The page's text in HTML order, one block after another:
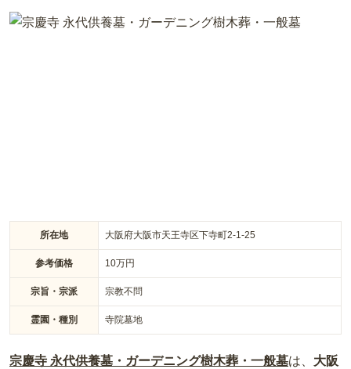
継承者がいない方でも安心してご利用いただけるよう、光聖寺
所在地 大阪府大阪市天王寺区下寺町2-1-25
参考価格 10万円
宗旨・宗派 宗教不問
霊園・種別 寺院墓地
宗慶寺 永代供養墓・ガーデニング樹木葬・一般墓は、 大阪